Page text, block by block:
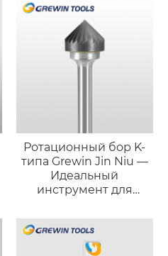
герметичных
соединений
Ротационный бор K-
типа Grewin Jin Niu —
Идеальный
инструмент для
доводки поверхности